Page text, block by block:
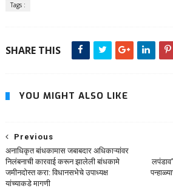
Tags :
SHARE THIS
YOU MIGHT ALSO LIKE
Previous
अनाधिकृत बांधकामास जबाबदार अधिकाऱ्यांवर
निलंबनाची कारवाई करून झालेली बांधकामे
जमीनदोस्त करा: विधानसभेचे उपाध्यक्ष
यांच्याकडे मागणी